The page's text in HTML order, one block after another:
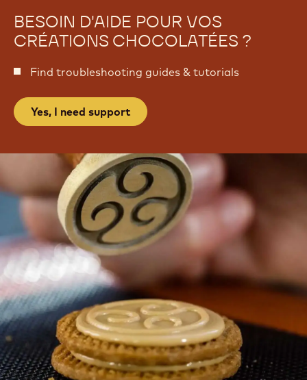
BESOIN D'AIDE POUR VOS
CRÉATIONS CHOCOLATÉES ?
Find troubleshooting guides & tutorials
Yes, I need support